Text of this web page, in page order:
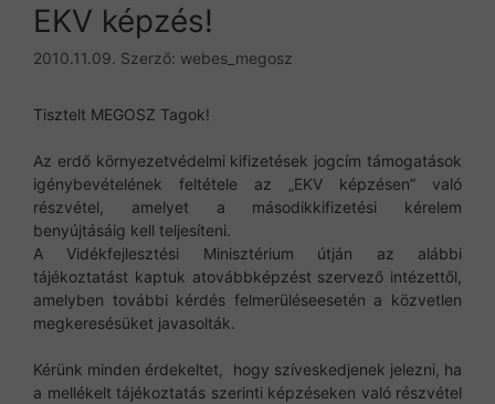
EKV képzés!
2010.11.09. Szerző: webes_megosz
Tisztelt MEGOSZ Tagok!
Az erdő környezetvédelmi kifizetések jogcím támogatások
igénybevételének feltétele az „EKV képzésen” való
részvétel, amelyet a másodikkifizetési kérelem
benyújtásáig kell teljesíteni.
A Vidékfejlesztési Minisztérium útján az alábbi
tájékoztatást kaptuk atovábbképzést szervező intézettől,
amelyben további kérdés felmerüléseesetén a közvetlen
megkeresésüket javasolták.
Kérünk minden érdekeltet, hogy szíveskedjenek jelezni, ha
a mellékelt tájékoztatás szerinti képzéseken való részvétel